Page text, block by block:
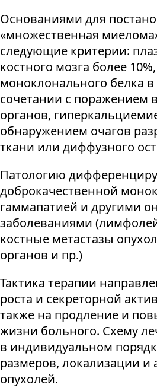
Основаниями для
«множественная
следующие критерии:
костного мозга более
моноклонального белка
сочетании с поражением
органов,
обнаружением очагов
ткани или диффузного
Патологию
доброкачественной
гаммапатией и другими
заболеваниями
костные метастазы
органов и пр.)
Тактика терапии
роста и секреторной
также на продление и
жизни больного. Схему
в индивидуальном
размеров, локализации и
опухолей.